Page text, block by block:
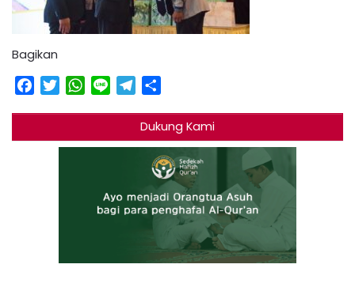
Bagikan
Facebook
TwitterWhatsApp
Line Telegram
Dukung Kami